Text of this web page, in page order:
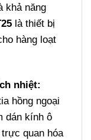
khả năng
là thiết bị
hàng loạt
nhiệt:
hồng ngoại
dán kính ô
quan hóa